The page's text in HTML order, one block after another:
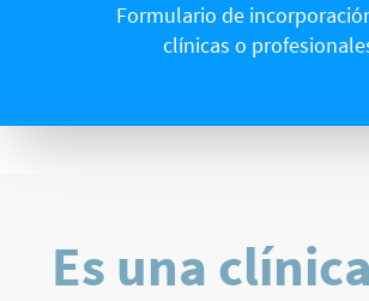
Formulario de
clínicas o
Es una